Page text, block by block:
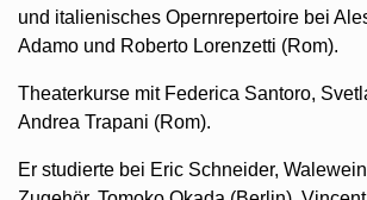
und italienisches Opernrepertoire bei
Adamo und Roberto Lorenzetti (Rom).
Theaterkurse mit Federica Santoro,
Andrea Trapani (Rom).
Er studierte bei Eric Schneider,